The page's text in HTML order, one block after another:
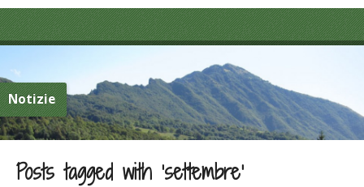
Notizie
Posts tagged with ‘settembre’